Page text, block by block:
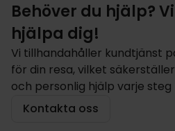
Behöver du hjälp?
hjälpa dig!
Vi tillhandahåller kundtjänst
för din resa, vilket
och personlig hjälp varje steg
Kontakta oss